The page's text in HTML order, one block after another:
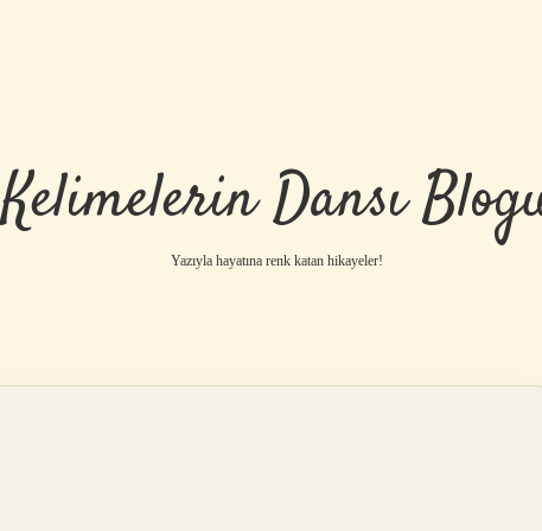
Kelimelerin Dansı
Yazıyla hayatına renk katan hikayeler!